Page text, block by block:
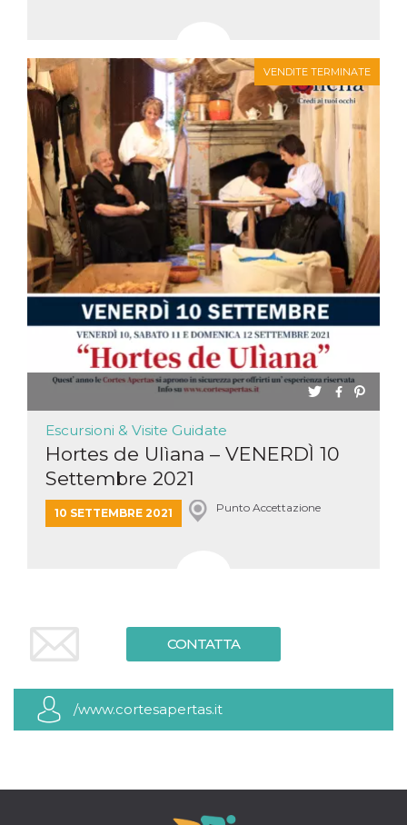
CONTATTA
/www.cortesapertas.it
VENDITE TERMINATE
Escursioni & Visite Guidate
Hortes de Ulìana – VENERDÌ 10
Settembre 2021
10 SETTEMBRE 2021 Punto Accettazione